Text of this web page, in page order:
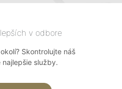
v odbore
Skontrolujte náš
služby.